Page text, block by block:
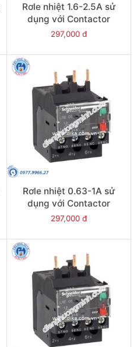
Rơle nhiệt 1.6-2.5A sử
dụng với Contactor
LC1E06-E38 - Model
297,000 đ
Rơle nhiệt 0.63-1A sử
dụng với Contactor
LC1E06-E38 - Model
297,000 đ